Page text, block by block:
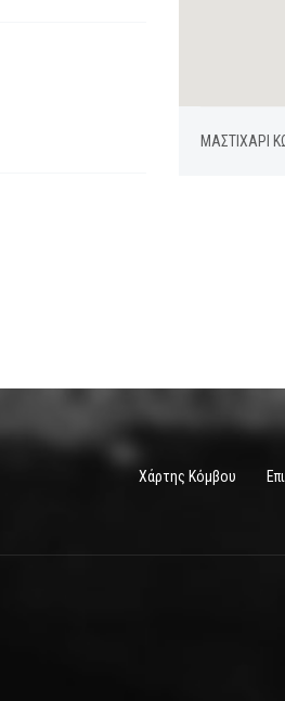
ΜΑΣΤΙΧΑΡΙ
Χάρτης Κόμβου